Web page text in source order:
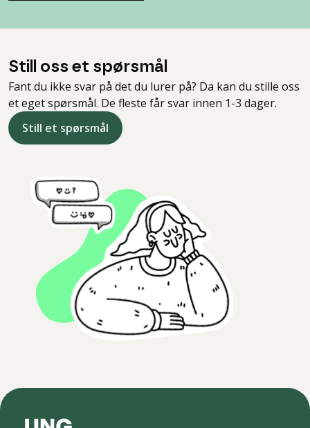
Still oss et spørsmål
Fant du ikke svar på det du lurer på? Da kan du stille oss
et eget spørsmål. De fleste får svar innen 1-3 dager.
Still et spørsmål